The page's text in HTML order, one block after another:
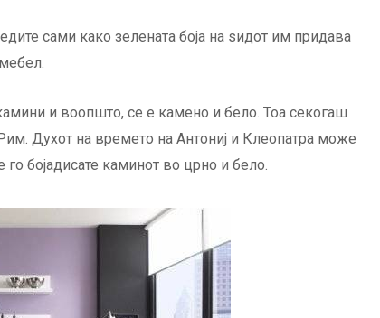
сами како зелената боја на ѕидот им придава
и воопшто, се е камено и бело. Тоа секогаш
Духот на времето на Антониј и Клеопатра може
бојадисате каминот во црно и бело.